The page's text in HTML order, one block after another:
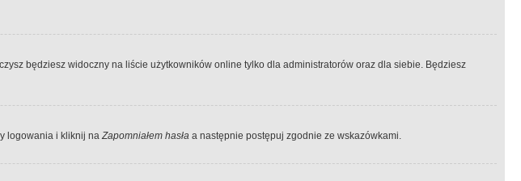
będziesz widoczny na liście użytkowników online tylko dla administratorów oraz dla siebie. Będziesz
logowania i kliknij naZapomniałem hasła a następnie postępuj zgodnie ze wskazówkami.